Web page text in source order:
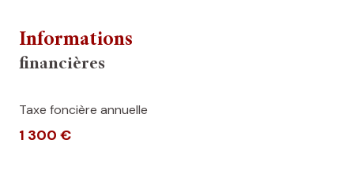
Informations
financières
Taxe foncière annuelle
1 300 €